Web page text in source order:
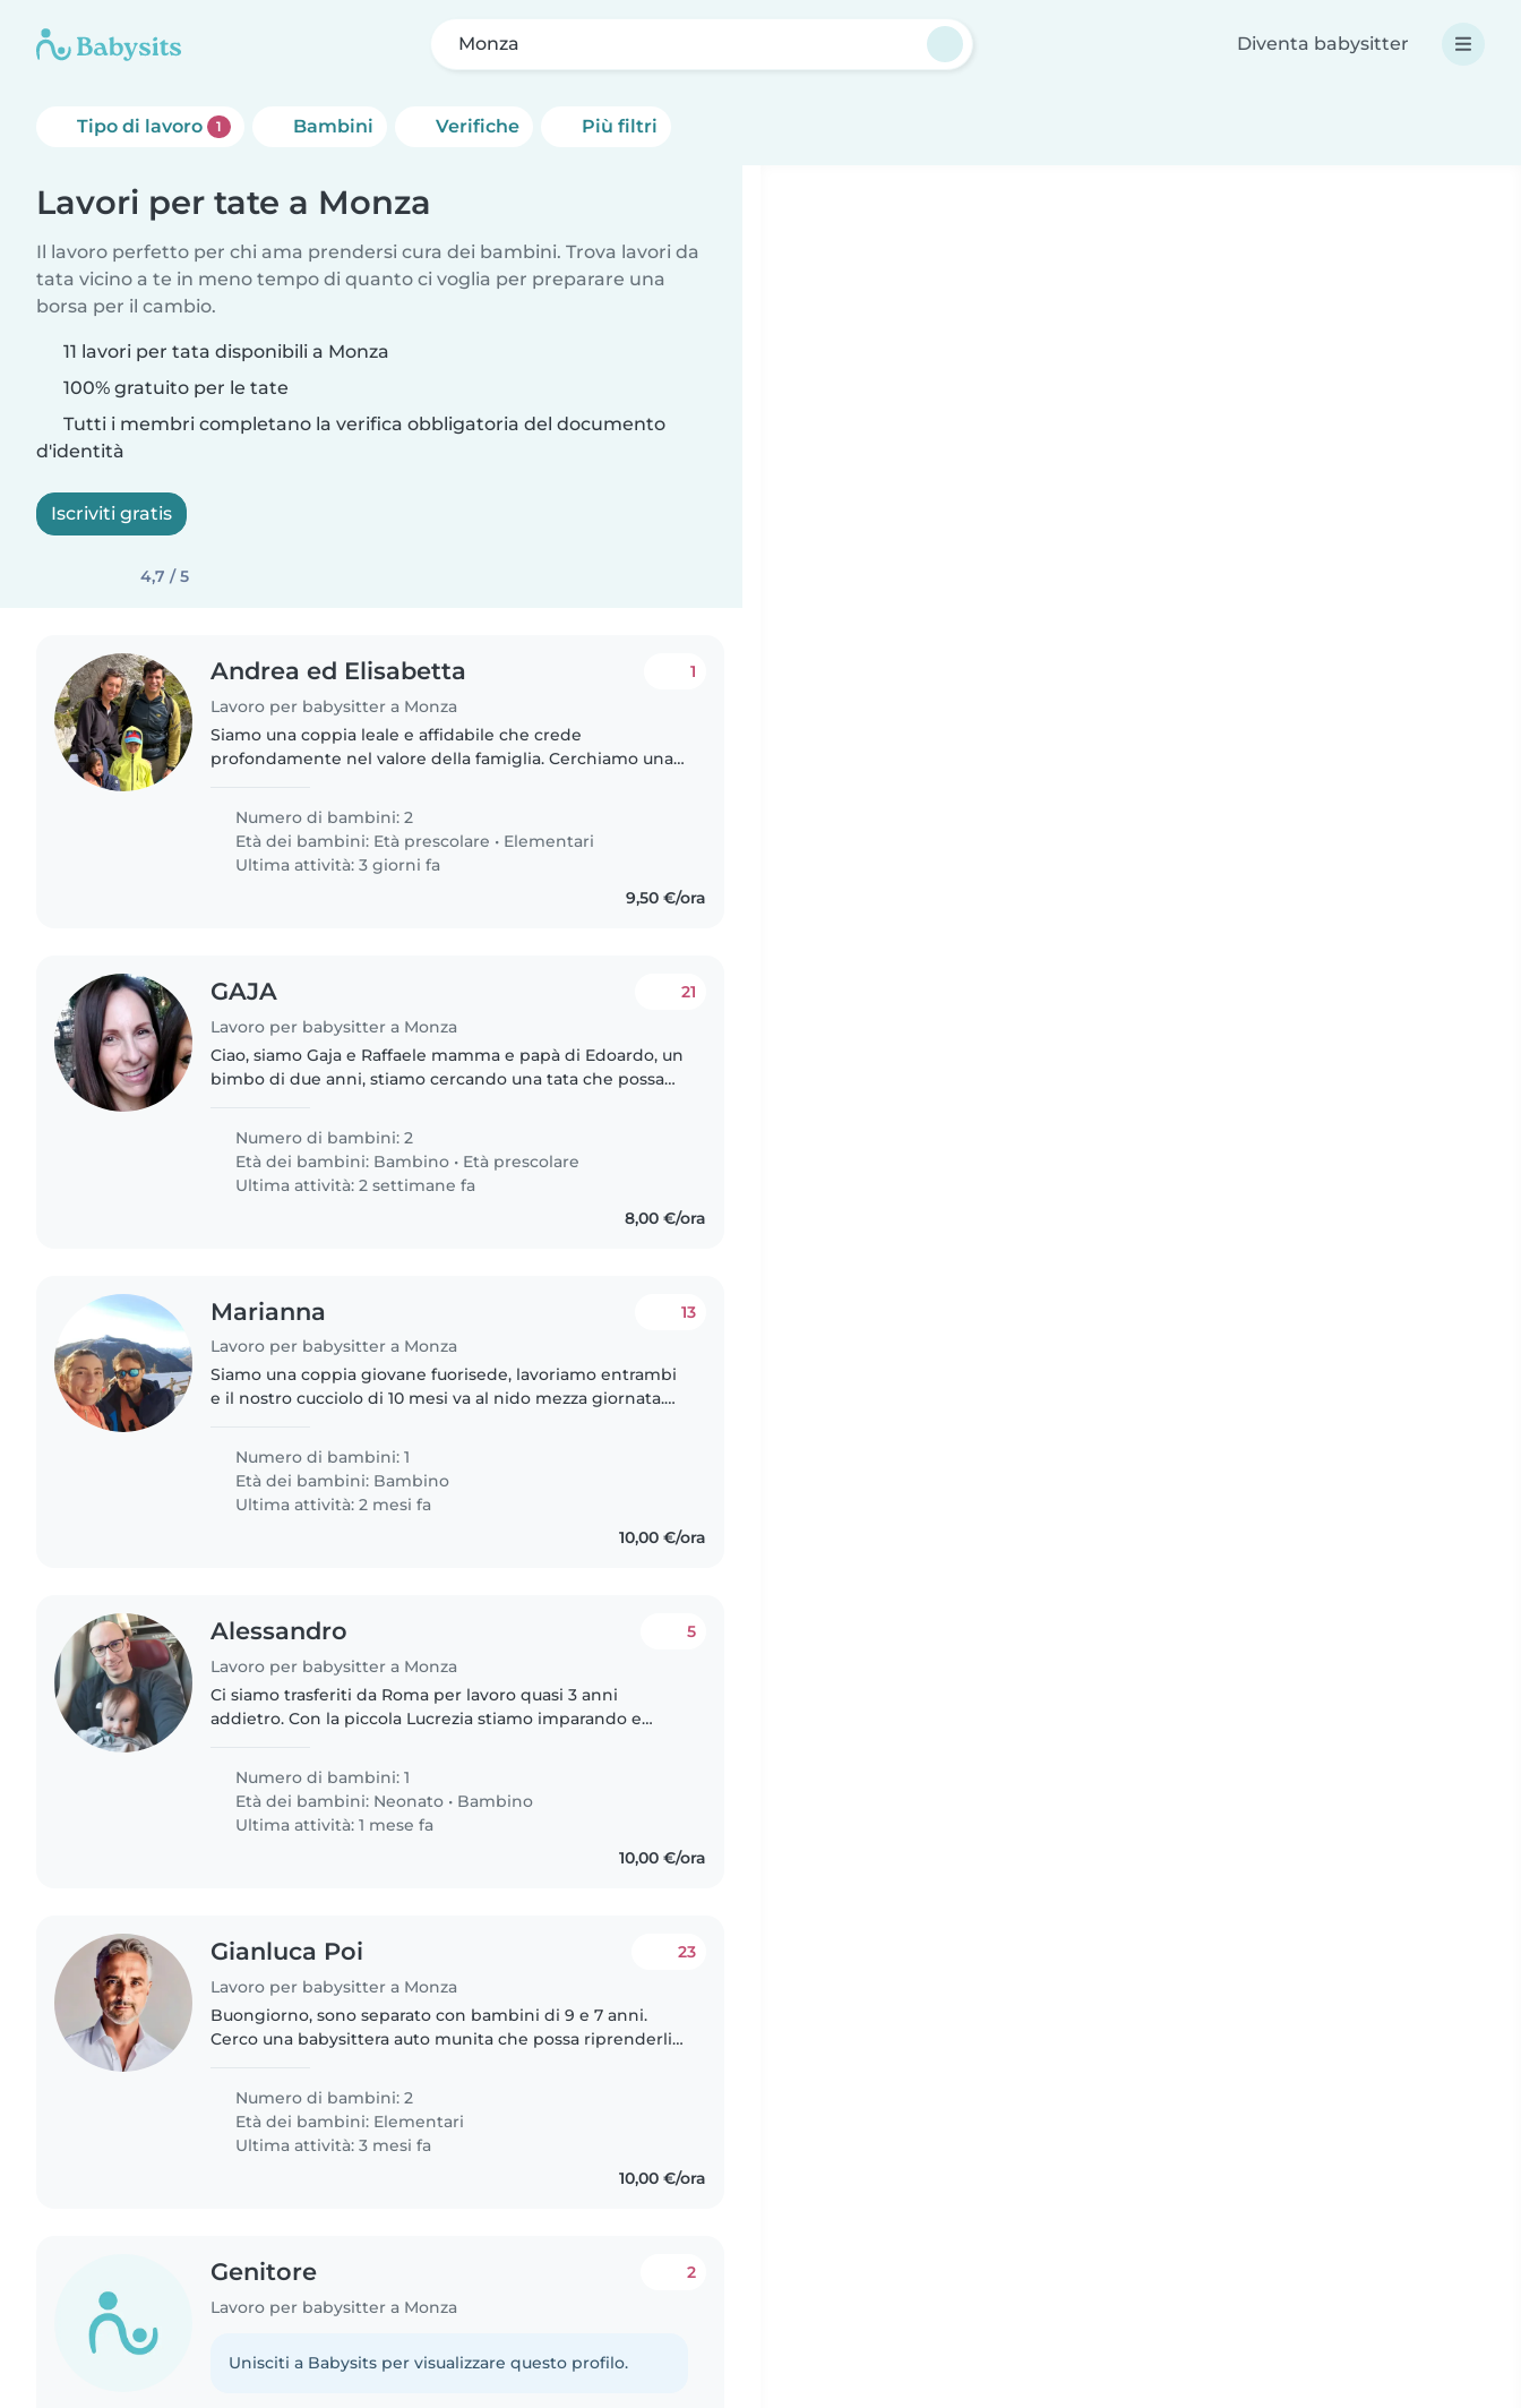
Monza Diventa babysitter
Tipo di lavoro 1 Bambini Verifiche Più filtri
Lavori per tate a Monza
Il lavoro perfetto per chi ama prendersi cura dei bambini. Trova lavori da
tata vicino a te in meno tempo di quanto ci voglia per preparare una
borsa per il cambio.
11 lavori per tata disponibili a Monza
100% gratuito per le tate
Tutti i membri completano la verifica obbligatoria del documento
d'identità
Iscriviti gratis
4,7 / 5
Andrea ed Elisabetta
Lavoro per babysitter a Monza
1
Siamo una coppia leale e affidabile che crede
profondamente nel valore della famiglia. Cerchiamo una
duratura, che ci aiuti nella..
Numero di bambini: 2
Età dei bambini: Età prescolare • Elementari
Ultima attività: 3 giorni fa
9,50 €/ora
GAJA
Lavoro per babysitter a Monza
21
Ciao, siamo Gaja e Raffaele mamma e papà di Edoardo, un
bimbo di due anni, stiamo cercando una tata che possa
Numero di bambini: 2
Età dei bambini: Bambino • Età prescolare
Ultima attività: 2 settimane fa
8,00 €/ora
Marianna
Lavoro per babysitter a Monza
13
Siamo una coppia giovane fuorisede, lavoriamo entrambi
e il nostro cucciolo di 10 mesi va al nido mezza giornata.
Numero di bambini: 1
Età dei bambini: Bambino
Ultima attività: 2 mesi fa
10,00 €/ora
Alessandro
Lavoro per babysitter a Monza
5
Ci siamo trasferiti da Roma per lavoro quasi 3 anni
addietro. Con la piccola Lucrezia stiamo imparando e
Numero di bambini: 1
Età dei bambini: Neonato • Bambino
Ultima attività: 1 mese fa
10,00 €/ora
Gianluca Poi
Lavoro per babysitter a Monza
23
Buongiorno, sono separato con bambini di 9 e 7 anni.
Cerco una babysittera auto munita che possa riprenderli
dalel 16 alle 20:30..
Numero di bambini: 2
Età dei bambini: Elementari
Ultima attività: 3 mesi fa
10,00 €/ora
Genitore
Lavoro per babysitter a Monza
2
Unisciti a Babysits per visualizzare questo profilo.